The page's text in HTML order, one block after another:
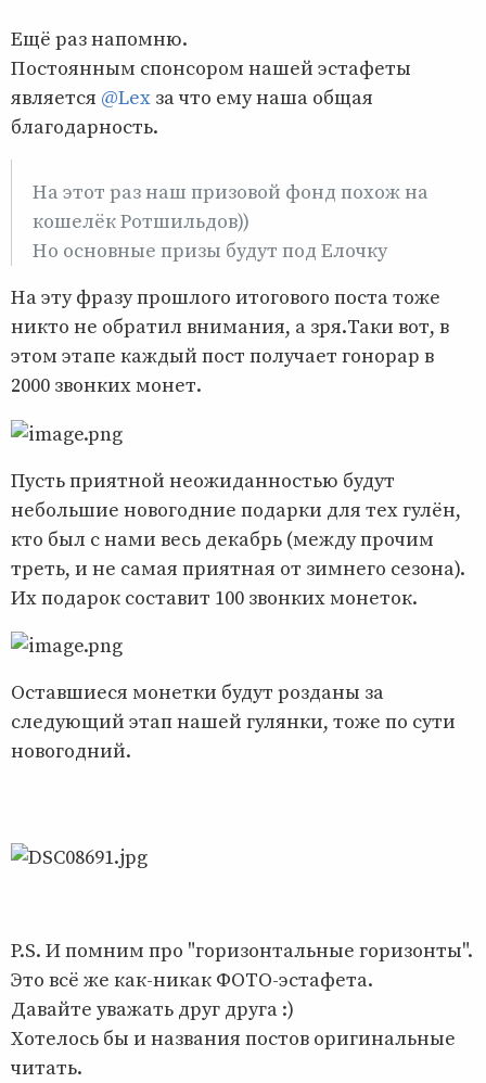
Ещё раз напомню.
Постоянным спонсором нашей эстафеты
является @Lex за что ему наша общая
благодарность.
На этот раз наш призовой фонд похож на
кошелёк Ротшильдов))
Но основные призы будут под Елочку
На эту фразу прошлого итогового поста тоже
никто не обратил внимания, а зря.Таки вот, в
этом этапе каждый пост получает гонорар в
2000 звонких монет.
Пусть приятной неожиданностью будут
небольшие новогодние подарки для тех гулён,
кто был с нами весь декабрь (между прочим
треть, и не самая приятная от зимнего сезона).
Их подарок составит 100 звонких монеток.
Оставшиеся монетки будут розданы за
следующий этап нашей гулянки, тоже по сути
новогодний.
P.S. И помним про "горизонтальные горизонты".
Это всё же как-никак ФОТО-эстафета.
Давайте уважать друг друга :)
Хотелось бы и названия постов оригинальные
читать.